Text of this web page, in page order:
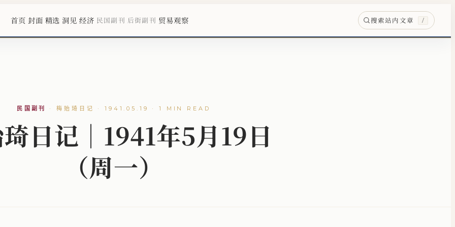
首页 封面 精选 洞见 经济 民国副刊 后街副刊 贸易观察 搜索站内文章 /
民国副刊 ·梅贻琦日记 · 1941.05.19 · 1 MIN READ
日记｜1941年5月19日
（周一）